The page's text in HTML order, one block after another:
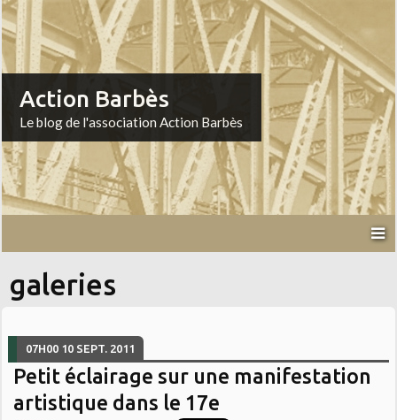
Action Barbès
Le blog de l'association Action Barbès
galeries
07H00 10 SEPT. 2011
Petit éclairage sur une manifestation
artistique dans le 17e